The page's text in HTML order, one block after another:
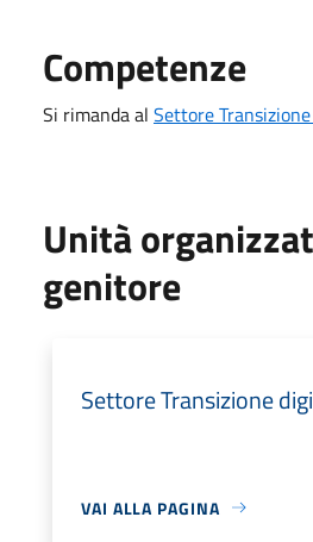
Competenze
Si rimanda al Settore
Unità
genitore
Settore Transizione
VAI ALLA PAGINA